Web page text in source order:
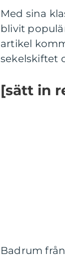
Med sina
blivit
artikel
sekelskiftet
[sätt in
Badrum